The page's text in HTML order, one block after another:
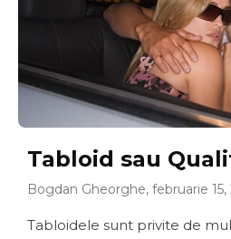
Tabloid sau
Bogdan Gheorghe, februarie 15,
Tabloidele sunt privite de